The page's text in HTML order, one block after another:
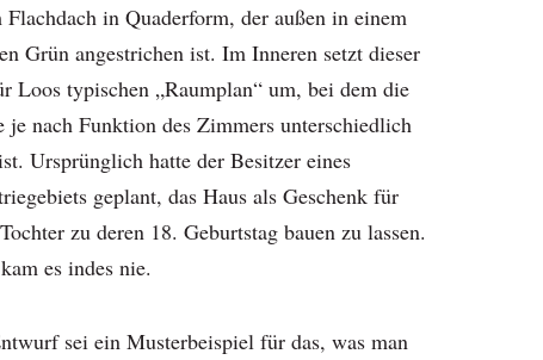
Flachdach in Quaderform, der außen in einem
Grün angestrichen ist. Im Inneren setzt dieser
Loos typischen „Raumplan“ um, bei dem die
je nach Funktion des Zimmers unterschiedlich
Ursprünglich hatte der Besitzer eines
geplant, das Haus als Geschenk für
zu deren 18. Geburtstag bauen zu lassen.
es indes nie.
sei ein Musterbeispiel für das, was man